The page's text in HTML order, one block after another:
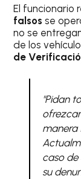
El funcionario
falsos se
no se
de los
de
"Pidan
manera
caso de
su